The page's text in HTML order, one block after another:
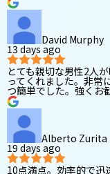
David Murphy
13 days ago
とても親切な男性2人
ってくれました。非常
つ簡単でした。強くお
Alberto Zurita
19 days ago
10点満点。効率的で迅